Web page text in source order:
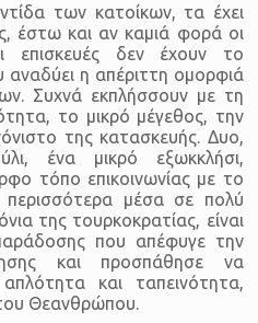
των κατοίκων, τα έχει
έστω και αν καμιά φορά οι
επισκευές δεν έχουν το
αναδύει η απέριττη ομορφιά
Συχνά εκπλήσσουν με τη
το μικρό μέγεθος, την
της κατασκευής. Δυο,
ένα μικρό εξωκκλήσι,
τόπο επικοινωνίας με το
περισσότερα μέσα σε πολύ
της τουρκοκρατίας, είναι
που απέφυγε την
και προσπάθησε να
και ταπεινότητα,
Θεανθρώπου.